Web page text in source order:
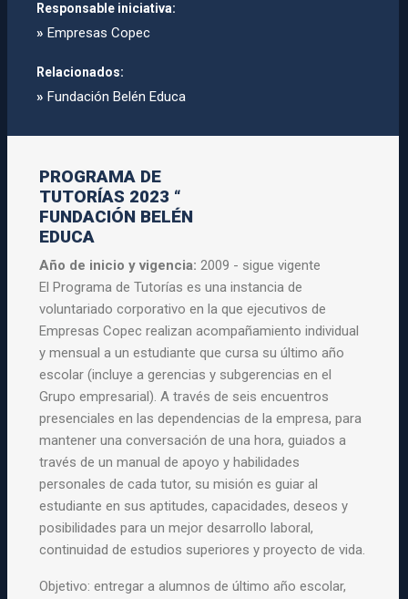
Responsable iniciativa:
» Empresas Copec
Relacionados:
» Fundación Belén Educa
PROGRAMA DE
TUTORÍAS 2023 “
FUNDACIÓN BELÉN
EDUCA
Año de inicio y vigencia:2009 - sigue vigente
ElPrograma deTutorías es una instancia de
voluntariado corporativo en la que ejecutivos de
Empresas Copec realizan acompañamiento individual
y mensual a un estudiante que cursa su último año
escolar (incluye a gerencias y subgerencias en el
Grupo empresarial). A través de seis encuentros
presenciales en las dependencias de la empresa, para
mantener una conversación de una hora, guiados a
través de un manual de apoyo y habilidades
personales de cada tutor, su misión es guiar al
estudiante en sus aptitudes, capacidades, deseos y
posibilidades para un mejor desarrollo laboral,
continuidad de estudios superiores y proyecto de vida.
Objetivo: entregar a alumnos de último año escolar,